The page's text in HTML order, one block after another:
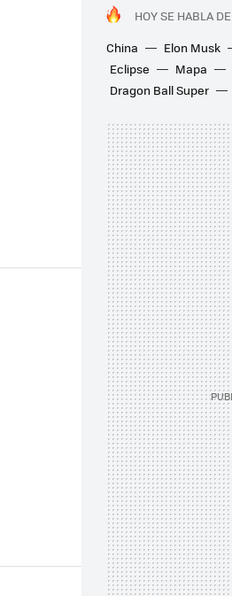
HOY SE HABLA DE
China
Elon Musk
Eclipse
Mapa
Dragon Ball Super